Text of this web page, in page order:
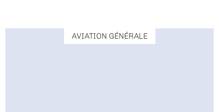
AVIATION GÉNÉRALE